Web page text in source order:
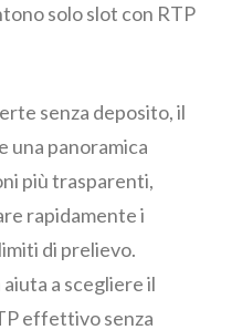
solo slot con RTP
senza deposito, il
una panoramica
più trasparenti,
rapidamente i
di prelievo.
a scegliere il
effettivo senza